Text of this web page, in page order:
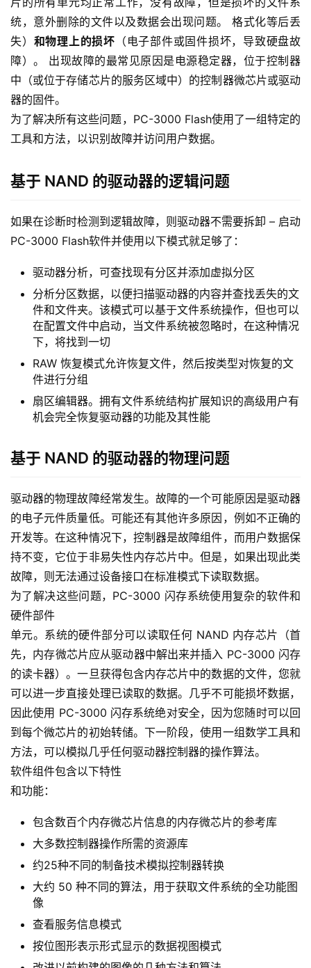
链接单元。 主控制器处理传入的数据，进行一些准备，转
换和混合数据，并准备将其写入存储芯片（读取数据时将进
行向后转换）。 内存芯片存储接收到的数据（驱动器可能
包含一个或多个内存芯片）。 驱动器的固件操作控制器和
接口模式，并监视微芯片损坏的存储单元。
PC-3000Flash系统可以诊断驱动器并确定问题的实质。 固
态硬盘的所有故障都可以分为两类：逻辑故障
统，意外删除的文件以及数据会出现问题。 格式化等后丢
失）和物理上的损坏（电子部件或固件损坏，导致硬盘故
中（或位于存储芯片的服务区域中）的控制器微芯片或驱动
为了解决所有这些问题，PC-3000 Flash使用了一组特定的
工具和方法，以识别故障并访问用户数据。
基于 NAND 的驱动器的逻辑问题
如果在诊断时检测到逻辑故障，则驱动器不需要拆卸 – 启动
PC-3000 Flash软件并使用以下模式就足够了：
驱动器分析，可查找现有分区并添加虚拟分区
件和文件夹。该模式可以基于文件系统操作，但也可以
下，将找到一切
RAW 恢复模式允许恢复文件，然后按类型对恢复的文
件进行分组
扇区编辑器。拥有文件系统结构扩展知识的高级用户有
机会完全恢复驱动器的功能及其性能
基于 NAND 的驱动器的物理问题
驱动器的物理故障经常发生。故障的一个可能原因是驱动器
的电子元件质量低。可能还有其他许多原因，例如不正确的
开发等。在这种情况下，控制器是故障组件，而用户数据保
持不变，它位于非易失性内存芯片中。但是，如果出现此类
故障，则无法通过设备接口在标准模式下读取数据。
为了解决这些问题，PC-3000 闪存系统使用复杂的软件和
硬件部件
单元。系统的硬件部分可以读取任何 NAND 内存芯片（首
的读卡器）。一旦获得包含内存芯片中的数据的文件，您就
可以进一步直接处理已读取的数据。几乎不可能损坏数据，
因此使用 PC-3000 闪存系统绝对安全，因为您随时可以回
到每个微芯片的初始转储。下一阶段，使用一组数学工具和
方法，可以模拟几乎任何驱动器控制器的操作算法。
软件组件包含以下特性
和功能：